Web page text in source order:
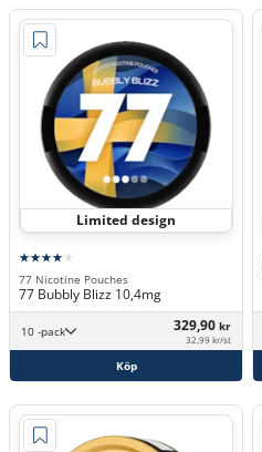
Limited design
77 Nicotine Pouches
77 Bubbly Blizz 10,4mg
10 -pack 329,90 kr
32,99 kr/st
Köp